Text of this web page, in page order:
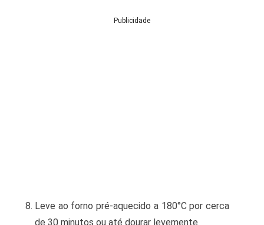
Publicidade
Leve ao forno pré-aquecido a 180°C por cerca
de 30 minutos ou até dourar levemente.